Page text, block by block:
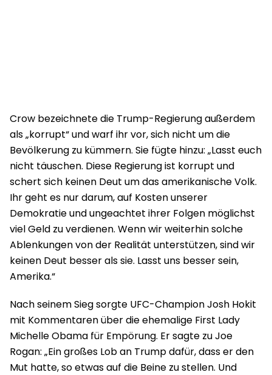
Crow bezeichnete die Trump-Regierung außerdem
als „korrupt“ und warf ihr vor, sich nicht um die
Bevölkerung zu kümmern. Sie fügte hinzu: „Lasst euch
nicht täuschen. Diese Regierung ist korrupt und
schert sich keinen Deut um das amerikanische Volk.
Ihr geht es nur darum, auf Kosten unserer
Demokratie und ungeachtet ihrer Folgen möglichst
viel Geld zu verdienen. Wenn wir weiterhin solche
Ablenkungen von der Realität unterstützen, sind wir
keinen Deut besser als sie. Lasst uns besser sein,
Amerika.“
Nach seinem Sieg sorgte UFC-Champion Josh Hokit
mit Kommentaren über die ehemalige First Lady
Michelle Obama für Empörung. Er sagte zu Joe
Rogan: „Ein großes Lob an Trump dafür, dass er den
Mut hatte, so etwas auf die Beine zu stellen. Und